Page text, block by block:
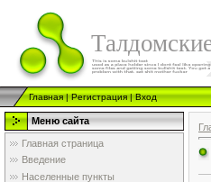
Главная|Регистрация|Вход
Меню сайта
Главная страница
Введение
Населенные пункты